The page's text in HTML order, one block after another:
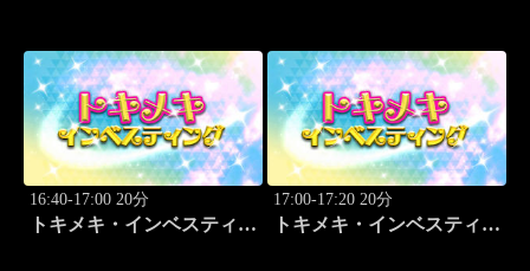
16:40-17:00 20分
トキメキ・インベスティン
17:00-17:20 20分
トキメキ・インベスティン